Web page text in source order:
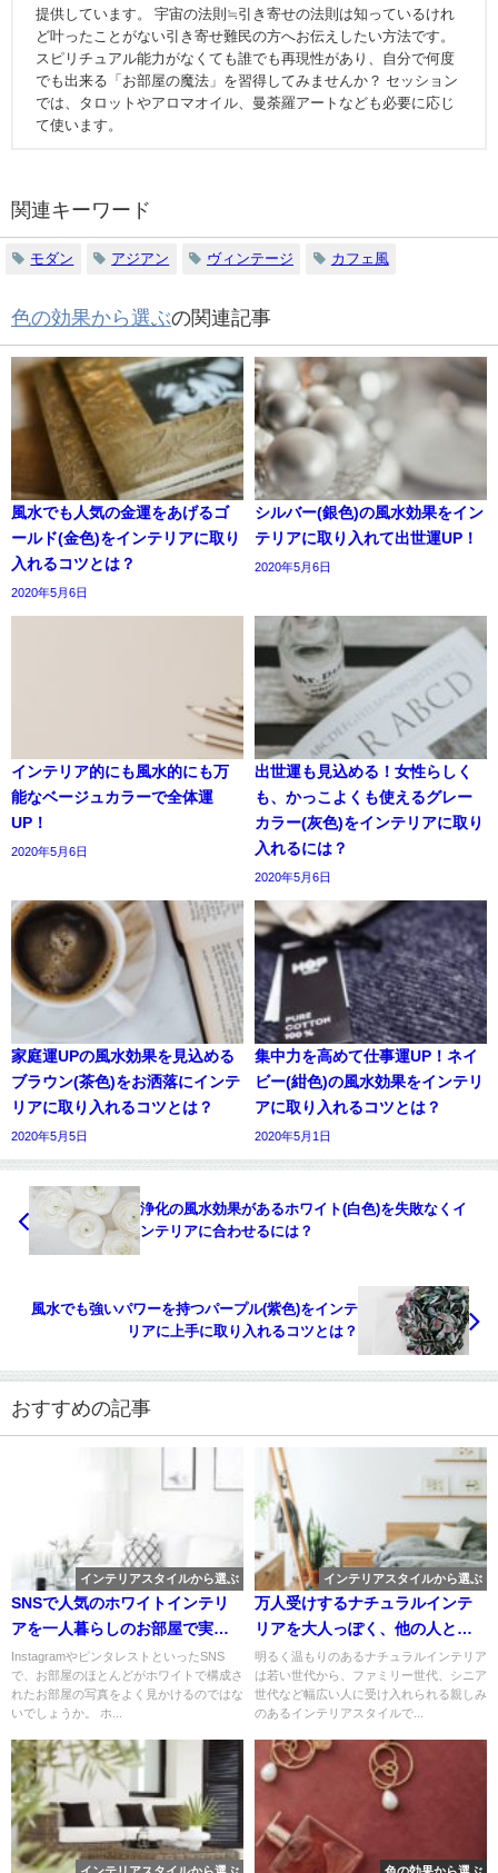
提供しています。 宇宙の法則≒引き寄せの法則は知っているけれ
ど叶ったことがない引き寄せ難民の方へお伝えしたい方法です。
スピリチュアル能力がなくても誰でも再現性があり、自分で何度
でも出来る「お部屋の魔法」を習得してみませんか？ セッション
では、タロットやアロマオイル、曼荼羅アートなども必要に応じ
て使います。
関連キーワード
モダン アジアン ヴィンテージ カフェ風
色の効果から選ぶの関連記事
風水でも人気の金運をあげるゴ
ールド(金色)をインテリアに取り
入れるコツとは？
2020年5月6日
シルバー(銀色)の風水効果をイン
テリアに取り入れて出世運UP！
2020年5月6日
インテリア的にも風水的にも万
能なベージュカラーで全体運
UP！
2020年5月6日
出世運も見込める！女性らしく
も、かっこよくも使えるグレー
カラー(灰色)をインテリアに取り
入れるには？
2020年5月6日
家庭運UPの風水効果を見込める
ブラウン(茶色)をお洒落にインテ
リアに取り入れるコツとは？
2020年5月5日
集中力を高めて仕事運UP！ネイ
ビー(紺色)の風水効果をインテリ
アに取り入れるコツとは？
2020年5月1日
浄化の風水効果があるホワイト(白色)を失敗なくイ
ンテリアに合わせるには？
風水でも強いパワーを持つパープル(紫色)をインテ
リアに上手に取り入れるコツとは？
おすすめの記事
インテリアスタイルから選ぶ
SNSで人気のホワイトインテリ
アを一人暮らしのお部屋で実現
するには？
InstagramやピンタレストといったSNS
で、お部屋のほとんどがホワイトで構成さ
れたお部屋の写真をよく見かけるのではな
いでしょうか。 ホ...
インテリアスタイルから選ぶ
万人受けするナチュラルインテ
リアを大人っぽく、他の人と差
をつけるコツとは
明るく温もりのあるナチュラルインテリア
は若い世代から、ファミリー世代、シニア
世代など幅広い人に受け入れられる親しみ
のあるインテリアスタイルで...